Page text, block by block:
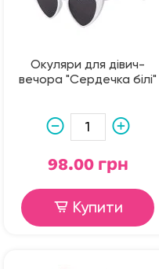
Окуляри для дівич-
вечора "Сердечка білі"
98.00 грн
Купити